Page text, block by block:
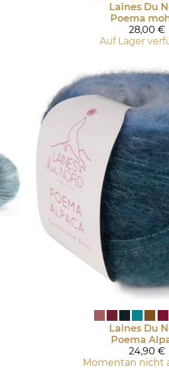
Laines Du
Poema
28,00 €
Auf Lager
Laines Du
Poema
24,90 €
Momentan nicht